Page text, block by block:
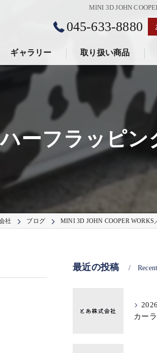
MINI 3D JOHN
045-633-8880
ギャラリー 取り扱い商品
ーフラッピン
社 ブログ MINI 3D JOHN COOPER
最近の投稿